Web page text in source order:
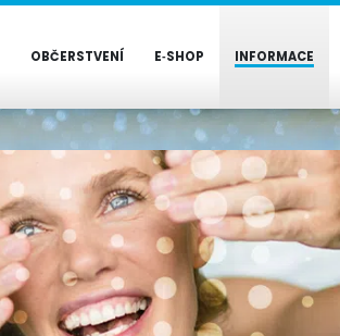
OBČERSTVENÍ E‑SHOP INFORMACE